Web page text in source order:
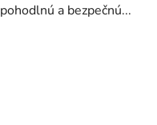
pohodlnú a bezpečnú...